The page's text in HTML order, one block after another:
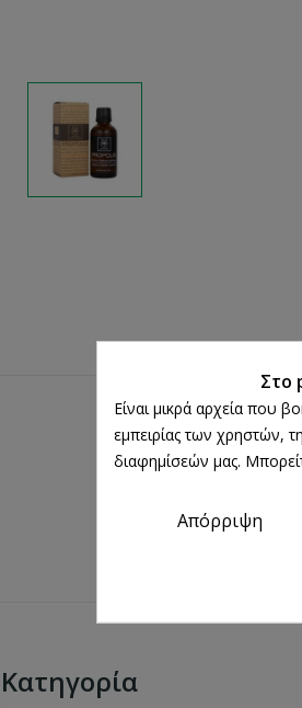
Στο
Είναι μικρά αρχεία που
εμπειρίας των χρηστών,
διαφημίσεών μας.
Απόρριψη